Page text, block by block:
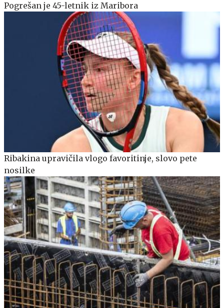
Pogrešan je 45-letnik iz Maribora
Ribakina upravičila vlogo favoritinje, slovo pete
nosilke